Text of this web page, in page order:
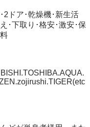
2ドア･乾燥機･新生活
･下取り･格安･激安･保